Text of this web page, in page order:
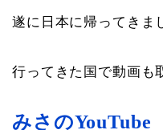
遂に日本に帰ってきま
行ってきた国で動画も
みさのYouTube